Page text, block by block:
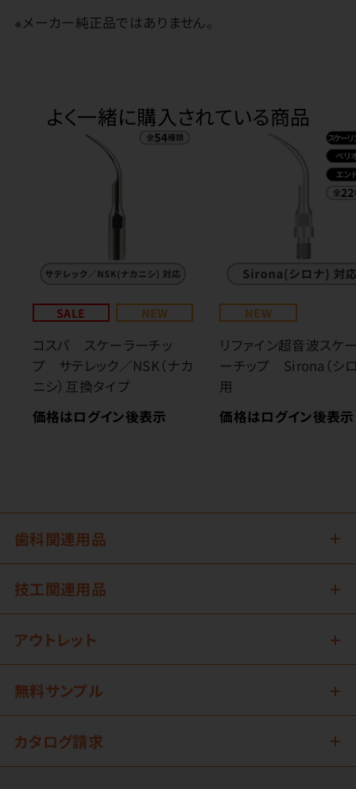
※メーカー純正品ではありません。
よく一緒に購入されている商品
SALE NEW
コスパ スケーラーチッ
プ サテレック／NSK（ナカ
ニシ）互換タイプ
価格はログイン後表示
NEW
リファイン超音波スケ
ーチップ Sirona（シ
用
価格はログイン後表示
歯科関連用品
技工関連用品
アウトレット
無料サンプル
カタログ請求